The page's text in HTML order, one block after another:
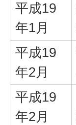
平成19
年1月
平成19
年2月
平成19
年2月